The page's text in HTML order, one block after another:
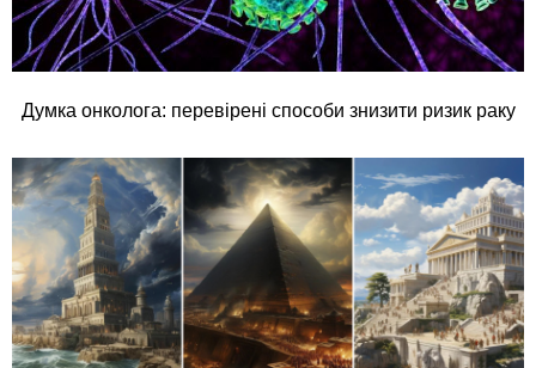
Думка онколога: перевірені способи знизити ризик раку